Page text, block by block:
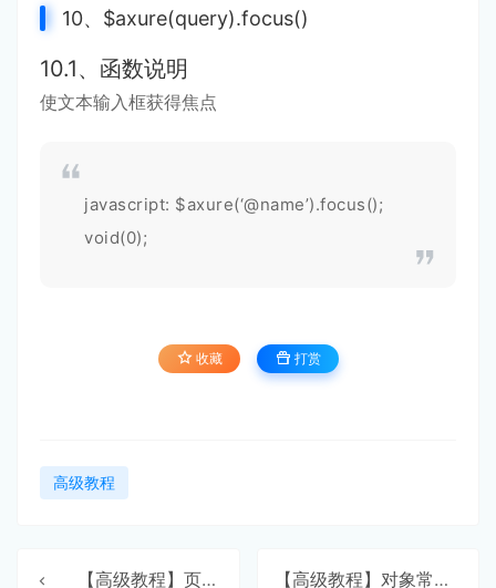
10、$axure(query).focus()
10.1、函数说明
使文本输入框获得焦点
javascript: $axure(‘@name’).focus();
void(0);
收藏 打赏
高级教程
【高级教程】页面操作函数 【高级教程】对象常用函数2